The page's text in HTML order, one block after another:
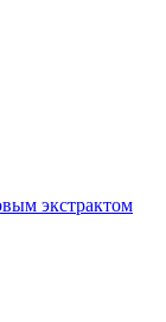
экстрактом